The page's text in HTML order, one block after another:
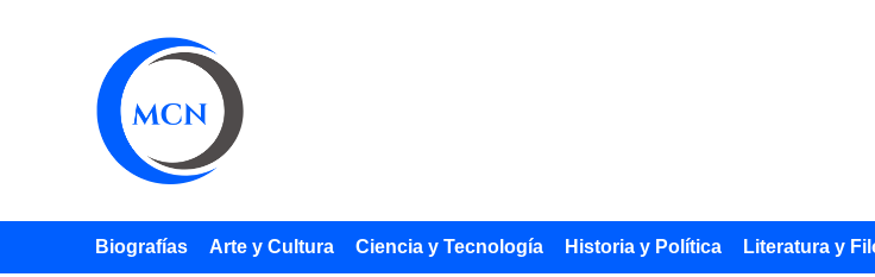
Biografías Arte y Cultura Ciencia y Tecnología Historia y Política Literatura y